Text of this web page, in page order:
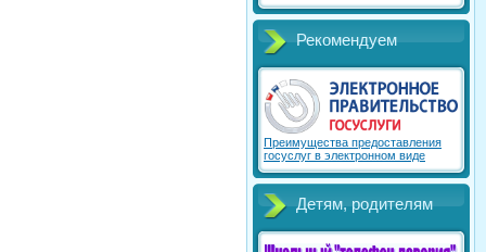
Рекомендуем
Преимущества предоставления
госуслуг в электронном виде
Детям, родителям